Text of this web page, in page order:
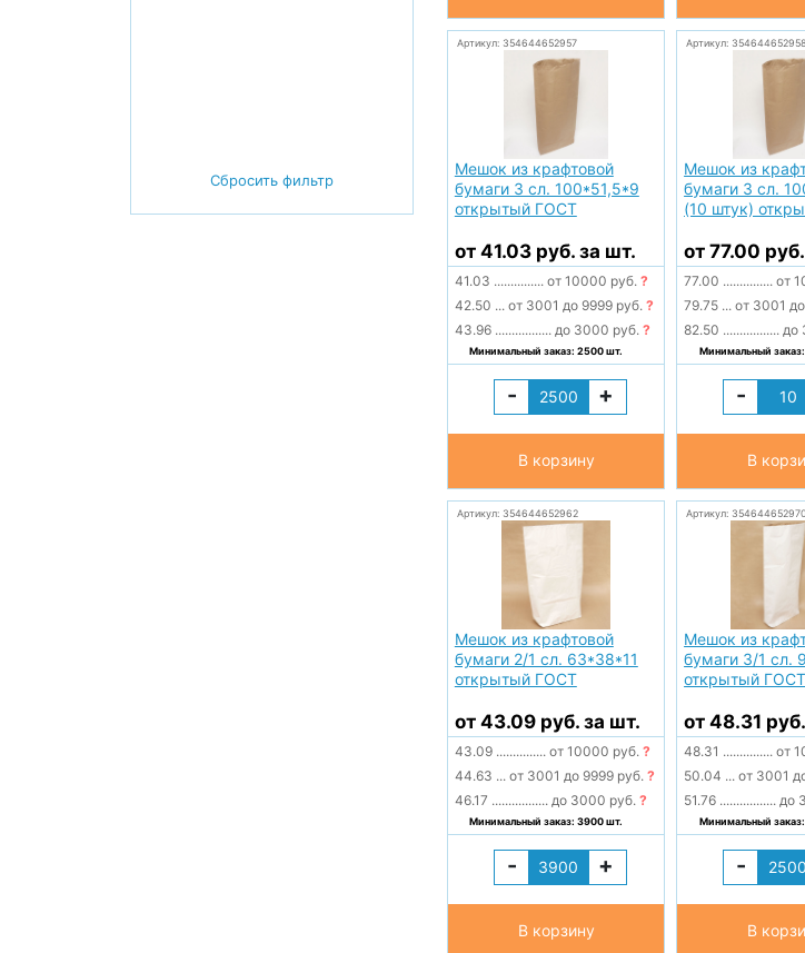
Сбросить фильтр
Артикул: 354644652957
Мешок из крафтовой
бумаги 3 сл. 100*51,5*9
открытый ГОСТ
от 41.03 руб. за шт.
41.03 ............... от 10000 руб. ?
42.50 ... от 3001 до 9999 руб. ?
43.96 ................. до 3000 руб. ?
Минимальный заказ: 2500 шт.
- +
В корзину
Артикул: 354644652958
Мешок из
бумаги 3 сл.
(10 штук)
от 77.00
77.00 ............... от
79.75 ... от 3001
82.50 ................. до
Минимальный заказ:
-
В
Артикул: 354644652962
Мешок из крафтовой
бумаги 2/1 сл. 63*38*11
открытый ГОСТ
от 43.09 руб. за шт.
43.09 ............... от 10000 руб. ?
44.63 ... от 3001 до 9999 руб. ?
46.17 ................. до 3000 руб. ?
Минимальный заказ: 3900 шт.
- +
В корзину
Артикул: 354644652970
Мешок из
бумаги 3/1 сл.
открытый ГОСТ
от 48.31
48.31 ............... от
50.04 ... от 3001
51.76 ................. до
Минимальный
-
В